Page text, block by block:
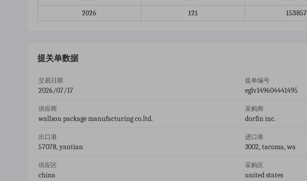
2026
121 153857
提关单数据
交易日期
2026/07/17
提单编号
eglv149604441495
供应商
wallson package manufacturing co.ltd.
采购商
dorfin inc.
出口港
57078, yantian
进口港
3002, tacoma, wa
供应区
china
采购区
united states